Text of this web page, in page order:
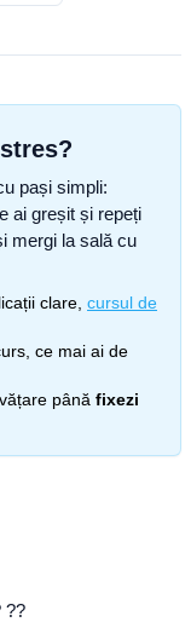
pași simpli:
ai greșit și repeți
mergi la sală cu
clare, cursul de
ce mai ai de
până fixezi
??